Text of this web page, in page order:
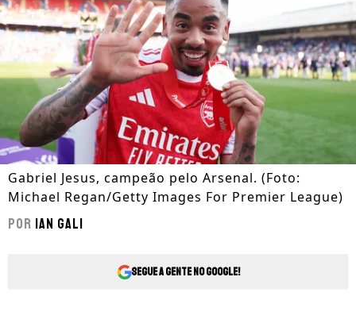
Gabriel Jesus, campeão pelo Arsenal. (Foto:
Michael Regan/Getty Images For Premier League)
Por Ian Gali
Segue a gente no Google!